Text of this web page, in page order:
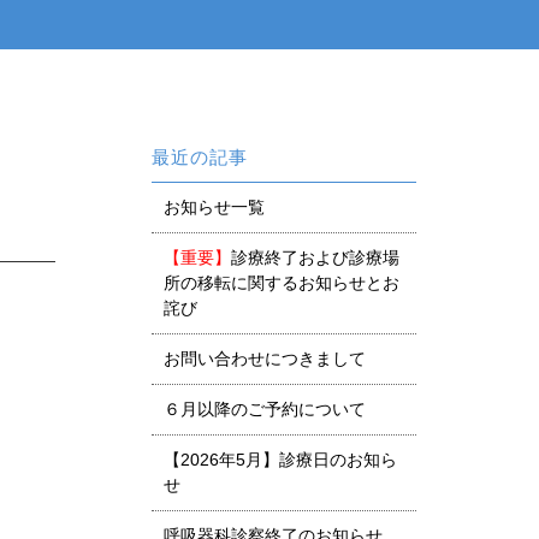
最近の記事
お知らせ一覧
【重要】 診療終了および診療場
所の移転に関するお知らせとお
詫び
お問い合わせにつきまして
６月以降のご予約について
【2026年5月】診療日のお知ら
せ